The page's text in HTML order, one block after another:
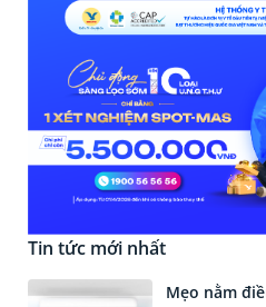
Tin tức mới nhất
Mẹo nằm